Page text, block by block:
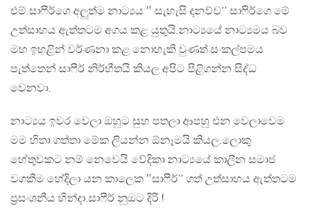
එම්.සාෆීර්ගෙ අලුත්ම නාට්‍යය ‛‛ සැහැසි දනව්ව’’ සාෆිර්ගෙ මේ
උත්සාහය ඇත්තටම අගය කළ යුතුයි.නාට්‍යයේ නාට්‍යමය බව
මහ ඉහළින් වර්ණනා කළ නොහැකි වුණත් සංකල්පමය
පැත්තෙන් සාෆීර් නිර්භීතයි කියල අපිට පිළිගන්න සිද්ධ
වෙනවා.
නාට්‍යය ඉවර වෙලා ඔහුට සුභ පතලා ආපහු එන වෙලාවෙම
මම හිතා ගත්තා මේක ලියන්න ඕනෑමයි කියල.ලොකු
හේතුවකට නම් නෙවෙයි වේදිකා නාට්‍යයේ කාලීන සමාජ
වගකීම හේදිලා යන කාලෙක ‛‛සාෆීර්’’ ගත් උත්සාහය ඇත්තටම
ප්‍රසංශනීය හින්දා.සාෆීර් නුඔට දිරි !